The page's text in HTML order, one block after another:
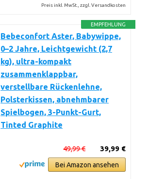
Preis inkl. MwSt., zzgl. Versandkosten
EMPFEHLUNG
Bebeconfort Aster, Babywippe,
0–2 Jahre, Leichtgewicht (2,7
kg), ultra-kompakt
zusammenklappbar,
verstellbare Rückenlehne,
Polsterkissen, abnehmbarer
Spielbogen, 3-Punkt-Gurt,
Tinted Graphite
39,99 €
49,99 €
Bei Amazon ansehen